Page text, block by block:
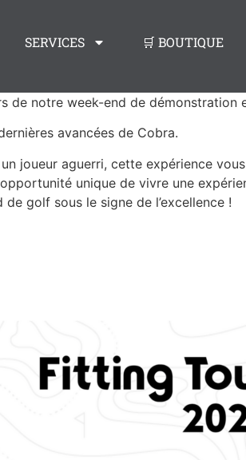
SERVICES 🛒 BOUTIQUE
de notre week-end de démonstration
avancées de Cobra.
joueur aguerri, cette expérience
unique de vivre une
golf sous le signe de l’excellence !